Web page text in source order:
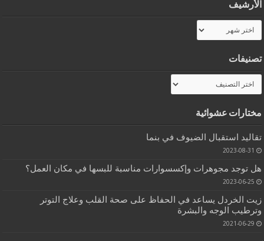
الأرشيف
الأرشيف
تصنيفات
تصنيفات
مختارات عشوائية
تقاليد استقبال الضيوف في بنما
2023-08-31
هل توجد مجوهرات وإكسسوارات مناسبة للبسها في مكان العمل؟
2023-06-25
زيت الخردل يساعد في الحفاظ على صحة القلب وعلاج التوتر
وترطيب الوجه والبشرة
2021-06-29